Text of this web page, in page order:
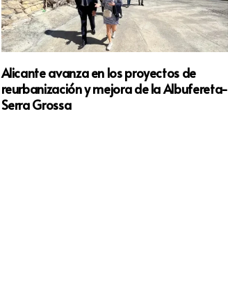
Alicante avanza en los proyectos de
reurbanización y mejora de la Albufereta-
Serra Grossa